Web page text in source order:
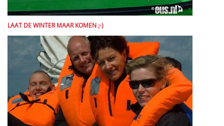
LAAT DE WINTER MAAR KOMEN ;-)